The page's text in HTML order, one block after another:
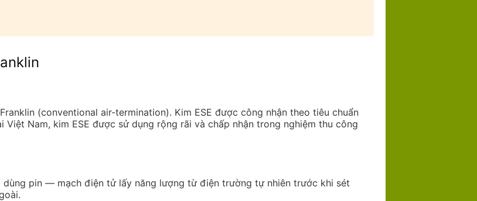
(conventional air-termination). Kim ESE được công nhận theo tiêu chuẩn
Việt Nam, kim ESE được sử dụng rộng rãi và chấp nhận trong nghiệm thu công
dùng pin — mạch điện tử lấy năng lượng từ điện trường tự nhiên trước khi sét